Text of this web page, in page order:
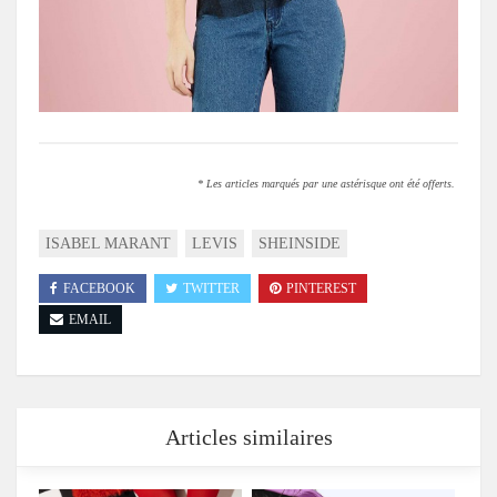
* Les articles marqués par une astérisque ont été offerts.
ISABEL MARANT LEVIS SHEINSIDE
FACEBOOK TWITTER
PINTEREST
EMAIL
Articles similaires